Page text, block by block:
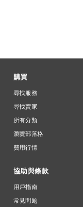
購買
尋找服務
尋找賣家
所有分類
瀏覽部落格
費用行情
協助與條款
用戶指南
常見問題